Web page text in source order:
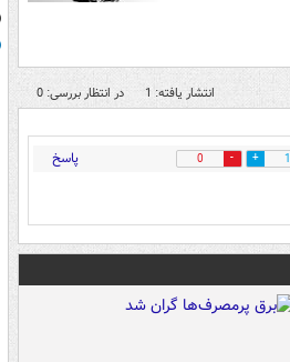
انتشار یافته: 1 در انتظار بررسی: 0
1
0 پاسخ